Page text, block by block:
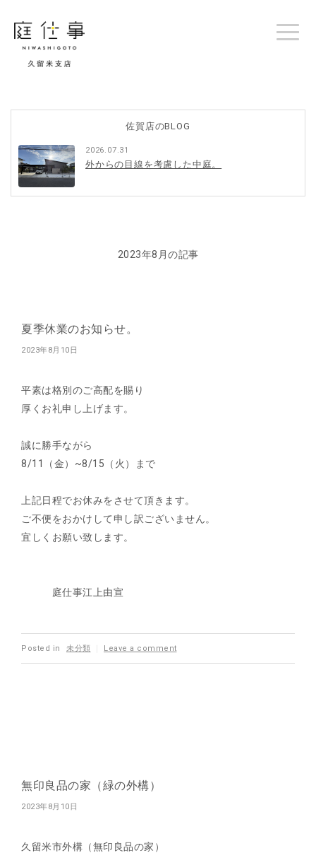
佐賀店のBLOG
2026.07.31
外からの目線を考慮した中庭。
2023年8月の記事
夏季休業のお知らせ。
2023年8月10日
平素は格別のご高配を賜り
厚くお礼申し上げます。
誠に勝手ながら
8/11（金）~8/15（火）まで
上記日程でお休みをさせて頂きます。
ご不便をおかけして申し訳ございません。
宜しくお願い致します。
庭仕事江上由宣
Posted in 未分類 Leave a comment
無印良品の家（緑の外構）
2023年8月10日
久留米市外構（無印良品の家）